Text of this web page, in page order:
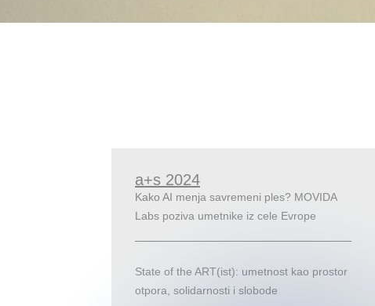
a+s 2024
Kako AI menja savremeni ples? MOVIDA
Labs poziva umetnike iz cele Evrope
State of the ART(ist): umetnost kao prostor
otpora, solidarnosti i slobode